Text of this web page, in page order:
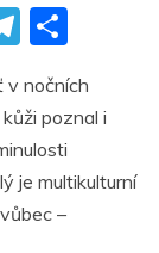
T
el
e
gr
a
m
ar
e
v nočních
poznal i
je multikulturní
–